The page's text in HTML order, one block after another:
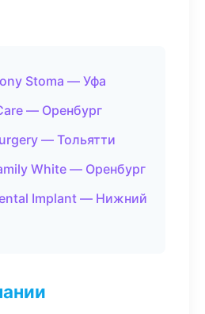
Stoma — Уфа
— Оренбург
— Тольятти
White — Оренбург
Implant — Нижний